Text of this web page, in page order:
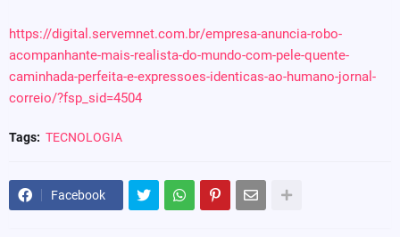
https://digital.servemnet.com.br/empresa-anuncia-robo-
acompanhante-mais-realista-do-mundo-com-pele-quente-
caminhada-perfeita-e-expressoes-identicas-ao-humano-jornal-
correio/?fsp_sid=4504
Tags: TECNOLOGIA
Facebook